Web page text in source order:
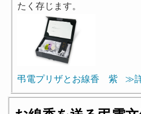
たく存じます。
弔電プリザとお線香 紫 ≫